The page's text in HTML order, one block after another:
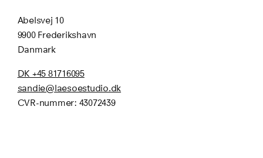
Abelsvej 10
9900 Frederikshavn
Danmark
DK +45 81716095
sandie@laesoestudio.dk
CVR-nummer: 43072439